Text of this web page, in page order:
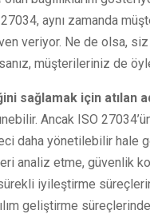
aynı zamanda
veriyor. Ne de olsa,
müşterileriniz de
sağlamak için atılan
Ancak ISO
daha yönetilebilir hale
analiz etme, güvenlik
iyileştirme
geliştirme